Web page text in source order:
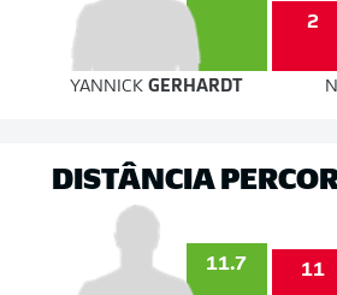
2
YANNICK GERHARDT
DISTÂNCIA
11.7 11